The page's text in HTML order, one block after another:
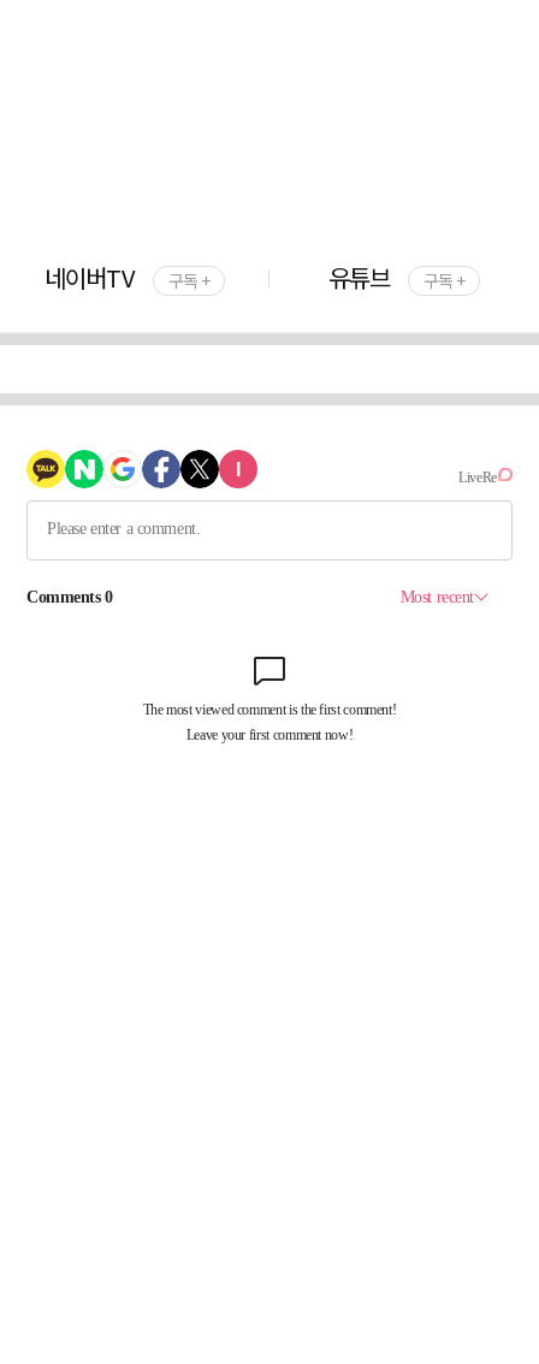
네이버TV 구독 + 유튜브 구독 +